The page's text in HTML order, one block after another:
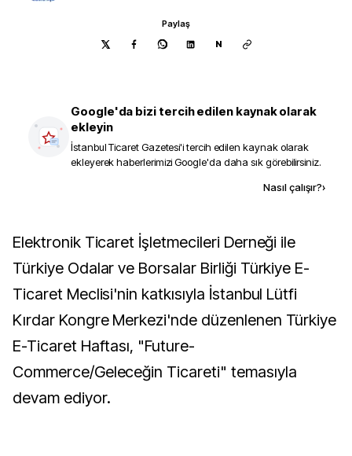
Paylaş
N
Google'da bizi tercih edilen kaynak olarak
ekleyin
İstanbul Ticaret Gazetesi'i tercih edilen kaynak olarak
ekleyerek haberlerimizi Google'da daha sık görebilirsiniz.
Nasıl çalışır?›
Elektronik Ticaret İşletmecileri Derneği ile
Türkiye Odalar ve Borsalar Birliği Türkiye E-
Ticaret Meclisi'nin katkısıyla İstanbul Lütfi
Kırdar Kongre Merkezi'nde düzenlenen Türkiye
E-Ticaret Haftası, "Future-
Commerce/Geleceğin Ticareti" temasıyla
devam ediyor.